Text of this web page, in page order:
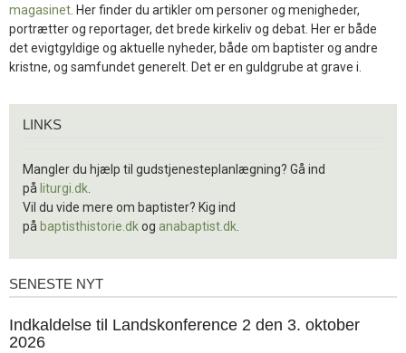
magasinet. Her finder du artikler om personer og menigheder,
portrætter og reportager, det brede kirkeliv og debat. Her er både
det evigtgyldige og aktuelle nyheder, både om baptister og andre
kristne, og samfundet generelt. Det er en guldgrube at grave i.
LINKS
Mangler du hjælp til gudstjenesteplanlægning? Gå ind
på liturgi.dk.
Vil du vide mere om baptister? Kig ind
på baptisthistorie.dkog anabaptist.dk.
Seneste
SENESTE NYT
1.
jul.
Indkaldelse til Landskonference 2 den 3. oktober
2026